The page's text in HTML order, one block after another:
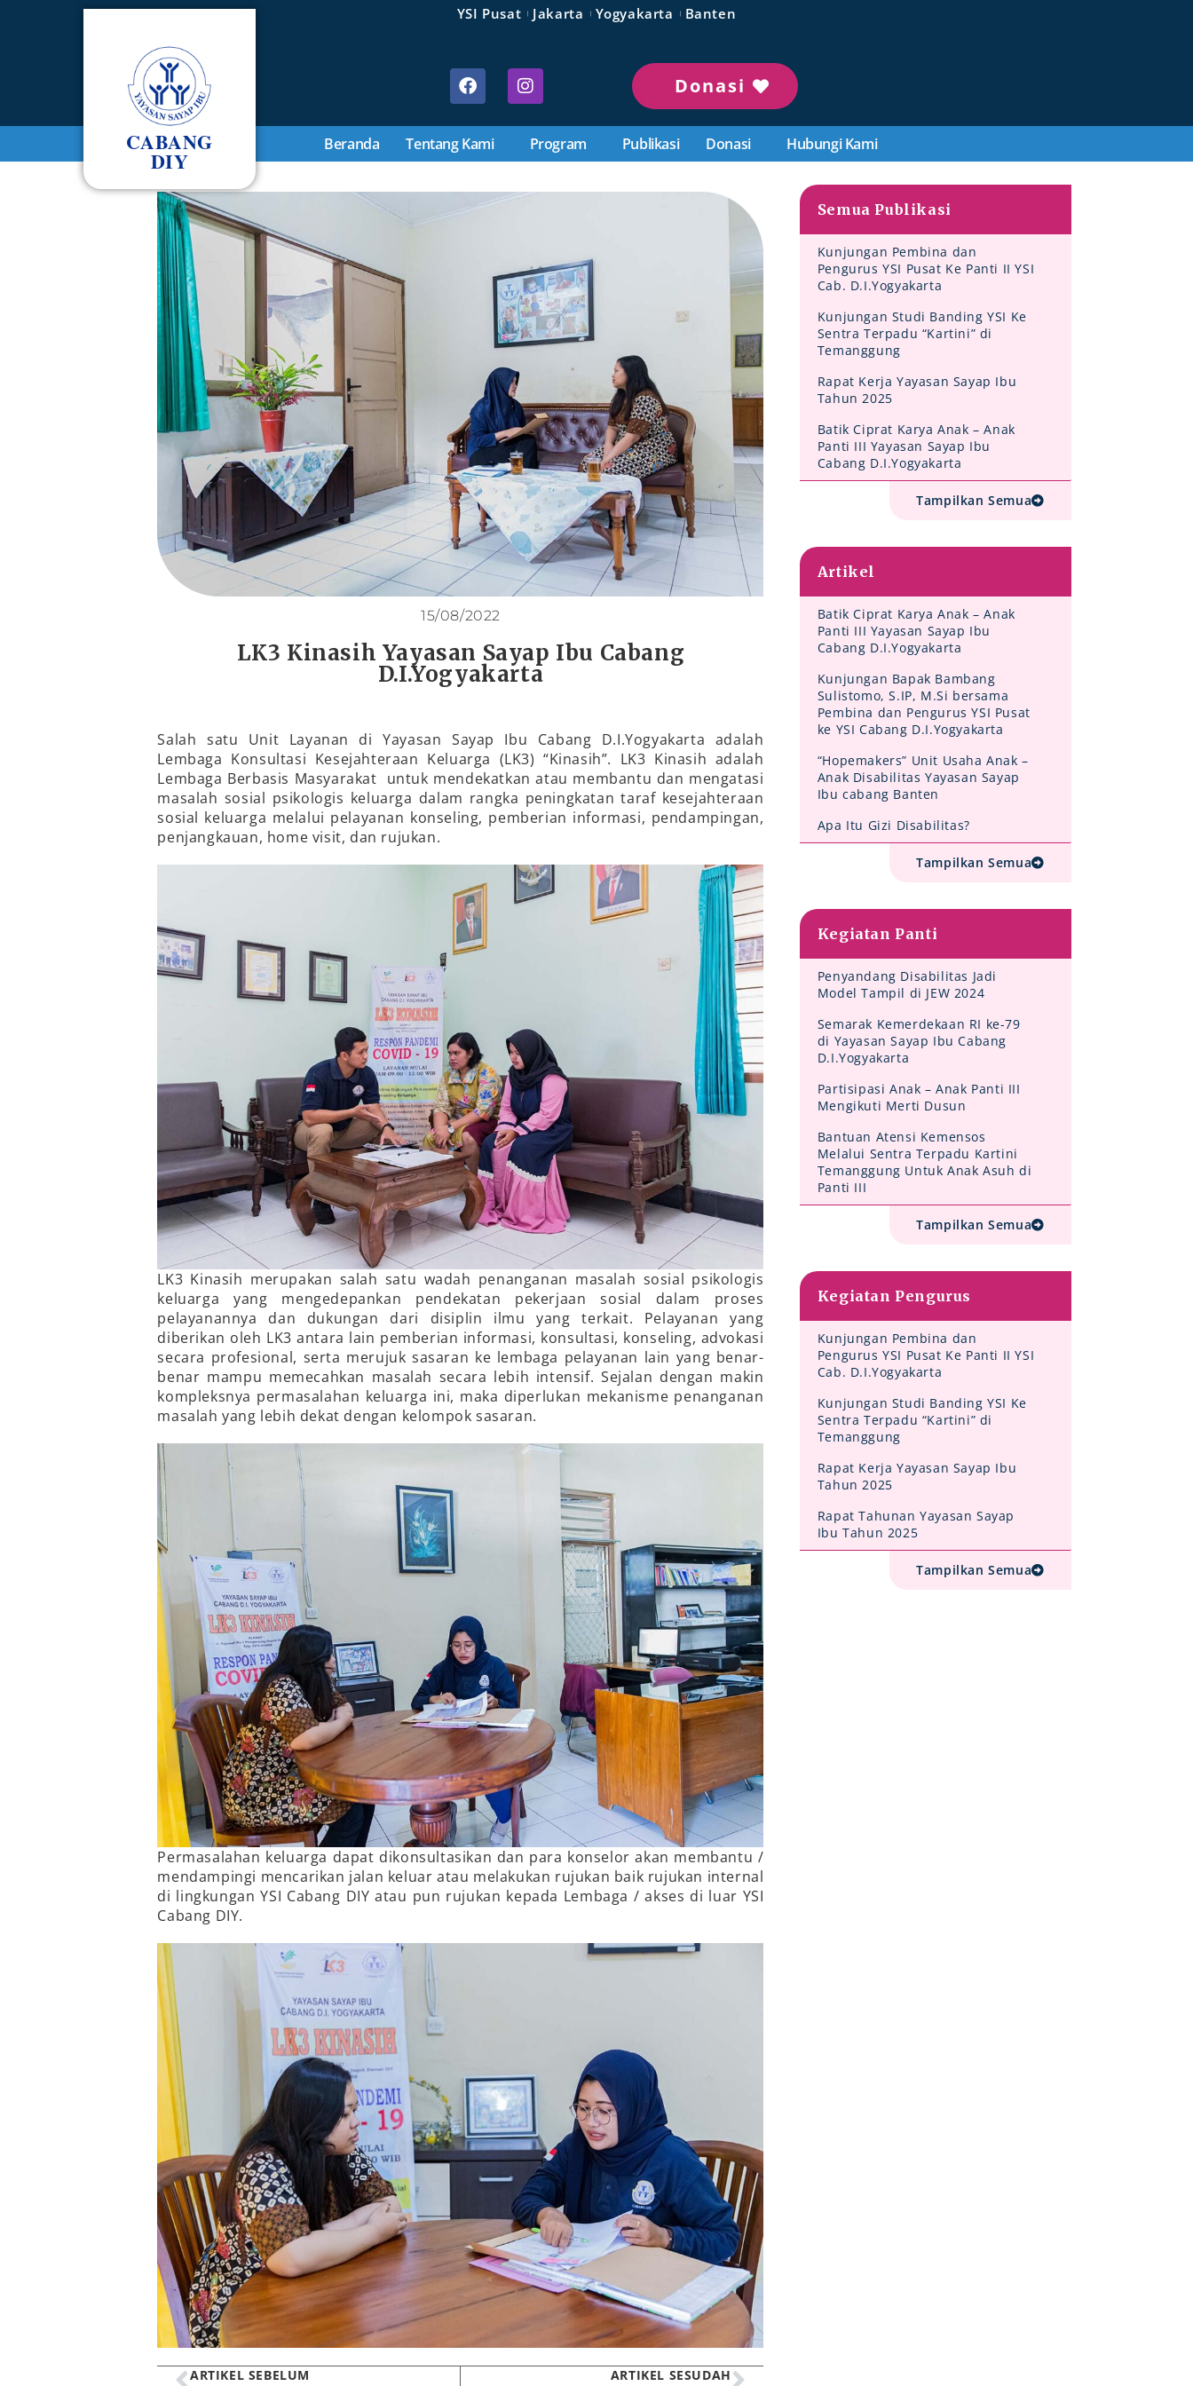
YSI Pusat Jakarta Yogyakarta Banten
CABANG
DIY
Donasi
Beranda Tentang Kami Program Publikasi Donasi Hubungi Kami
15/08/2022
LK3 Kinasih Yayasan Sayap Ibu Cabang
D.I.Yogyakarta
Salah satu Unit Layanan di Yayasan Sayap Ibu Cabang D.I.Yogyakarta adalah
Lembaga Konsultasi Kesejahteraan Keluarga (LK3) “Kinasih”. LK3 Kinasih adalah
Lembaga Berbasis Masyarakat untuk mendekatkan atau membantu dan mengatasi
masalah sosial psikologis keluarga dalam rangka peningkatan taraf kesejahteraan
sosial keluarga melalui pelayanan konseling, pemberian informasi, pendampingan,
penjangkauan, home visit, dan rujukan.
LK3 Kinasih merupakan salah satu wadah penanganan masalah sosial psikologis
keluarga yang mengedepankan pendekatan pekerjaan sosial dalam proses
pelayanannya dan dukungan dari disiplin ilmu yang terkait. Pelayanan yang
diberikan oleh LK3 antara lain pemberian informasi, konsultasi, konseling, advokasi
secara profesional, serta merujuk sasaran ke lembaga pelayanan lain yang benar-
benar mampu memecahkan masalah secara lebih intensif. Sejalan dengan makin
kompleksnya permasalahan keluarga ini, maka diperlukan mekanisme penanganan
masalah yang lebih dekat dengan kelompok sasaran.
Permasalahan keluarga dapat dikonsultasikan dan para konselor akan membantu /
mendampingi mencarikan jalan keluar atau melakukan rujukan baik rujukan internal
di lingkungan YSI Cabang DIY atau pun rujukan kepada Lembaga / akses di luar YSI
Cabang DIY.
ARTIKEL SEBELUM ARTIKEL SESUDAH
Semua Publikasi
Kunjungan Pembina dan
Pengurus YSI Pusat Ke Panti II YSI
Cab. D.I.Yogyakarta
Kunjungan Studi Banding YSI Ke
Sentra Terpadu “Kartini” di
Temanggung
Rapat Kerja Yayasan Sayap Ibu
Tahun 2025
Batik Ciprat Karya Anak – Anak
Panti III Yayasan Sayap Ibu
Cabang D.I.Yogyakarta
Tampilkan Semua
Artikel
Batik Ciprat Karya Anak – Anak
Panti III Yayasan Sayap Ibu
Cabang D.I.Yogyakarta
Kunjungan Bapak Bambang
Sulistomo, S.IP, M.Si bersama
Pembina dan Pengurus YSI Pusat
ke YSI Cabang D.I.Yogyakarta
“Hopemakers” Unit Usaha Anak –
Anak Disabilitas Yayasan Sayap
Ibu cabang Banten
Apa Itu Gizi Disabilitas?
Tampilkan Semua
Kegiatan Panti
Penyandang Disabilitas Jadi
Model Tampil di JEW 2024
Semarak Kemerdekaan RI ke-79
di Yayasan Sayap Ibu Cabang
D.I.Yogyakarta
Partisipasi Anak – Anak Panti III
Mengikuti Merti Dusun
Bantuan Atensi Kemensos
Melalui Sentra Terpadu Kartini
Temanggung Untuk Anak Asuh di
Panti III
Tampilkan Semua
Kegiatan Pengurus
Kunjungan Pembina dan
Pengurus YSI Pusat Ke Panti II YSI
Cab. D.I.Yogyakarta
Kunjungan Studi Banding YSI Ke
Sentra Terpadu “Kartini” di
Temanggung
Rapat Kerja Yayasan Sayap Ibu
Tahun 2025
Rapat Tahunan Yayasan Sayap
Ibu Tahun 2025
Tampilkan Semua